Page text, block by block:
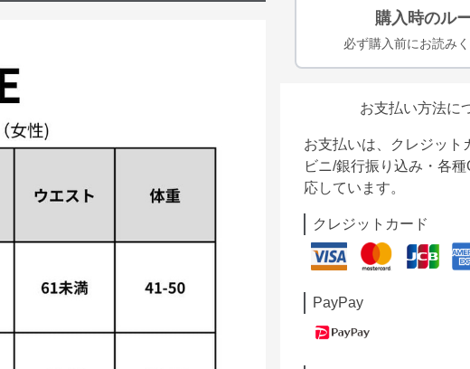
購入時のル
必ず購入前にお読みく
お支払い方法に
お支払いは、クレジット
ビニ/銀行振り込み・各
応しています。
クレジットカード
PayPay